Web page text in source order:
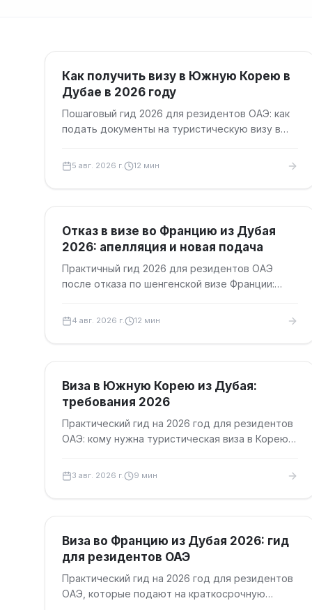
Туристические визы
Как получить визу в Южную Корею в
Дубае в 2026 году
Пошаговый гид 2026 для резидентов ОАЭ: как
подать документы на туристическую визу в
маршрут подачи.
5 авг. 2026 г. 12 мин
Туристические визы
Отказ в визе во Францию из Дубая
2026: апелляция и новая подача
Практичный гид 2026 для резидентов ОАЭ
после отказа по шенгенской визе Франции:
и повторная подача.
4 авг. 2026 г. 12 мин
Туристические визы
Виза в Южную Корею из Дубая:
требования 2026
Практический гид на 2026 год для резидентов
ОАЭ: кому нужна туристическая виза в Корею,
подать заявление.
3 авг. 2026 г. 9 мин
Туристические визы
Виза во Францию из Дубая 2026: гид
для резидентов ОАЭ
Практический гид на 2026 год для резидентов
ОАЭ, которые подают на краткосрочную